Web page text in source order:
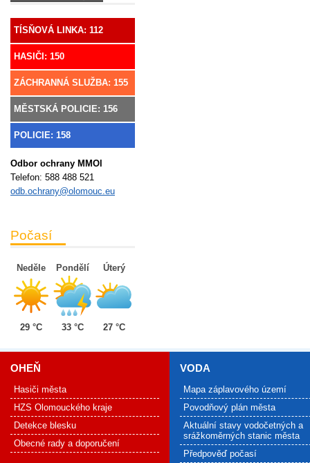
TÍSŇOVÁ LINKA: 112
HASIČI: 150
ZÁCHRANNÁ SLUŽBA: 155
MĚSTSKÁ POLICIE: 156
POLICIE: 158
Odbor ochrany MMOl
Telefon: 588 488 521
odb.ochrany@olomouc.eu
Počasí
Neděle
29 °C
Pondělí
33 °C
Úterý
27 °C
OHEŇ
Hasiči města
HZS Olomouckého kraje
Detekce blesku
Obecné rady a doporučení
VODA
Mapa záplavového území
Povodňový plán města
Aktuální stavy vodočetných a
srážkoměrných stanic města
Předpověď počasí